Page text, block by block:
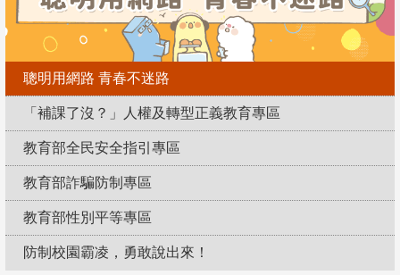
聰明用網路 青春不迷路
「補課了沒？」人權及轉型正義教育專區
教育部全民安全指引專區
教育部詐騙防制專區
教育部性別平等專區
防制校園霸凌，勇敢說出來！